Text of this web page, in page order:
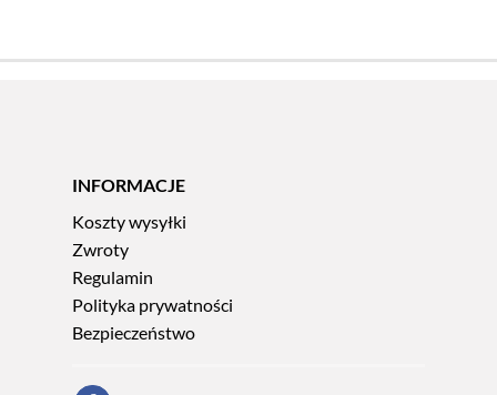
INFORMACJE
Koszty wysyłki
Zwroty
Regulamin
Polityka prywatności
Bezpieczeństwo